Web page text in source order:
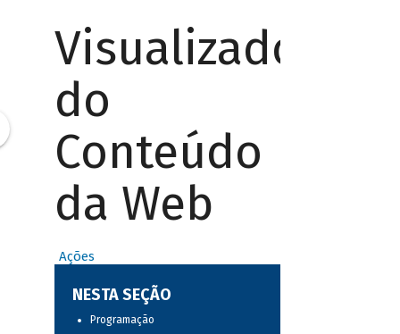
Visualizador
do
Conteúdo
da Web
Ações
NESTA SEÇÃO
Programação